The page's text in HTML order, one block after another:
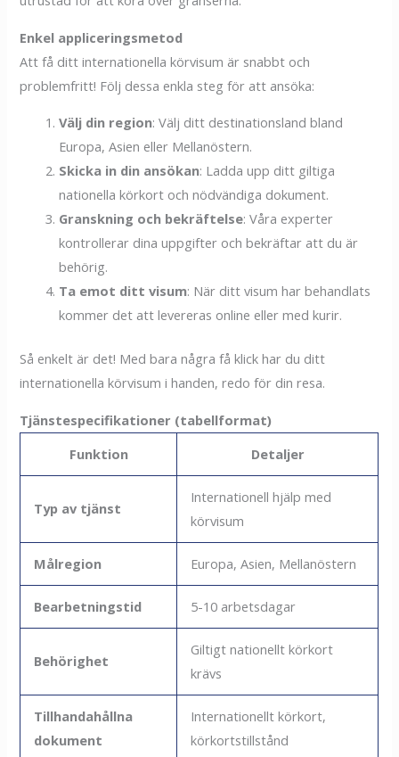
Enkel appliceringsmetod
Att få ditt internationella körvisum är snabbt och
problemfritt! Följ dessa enkla steg för att ansöka:
Välj din region: Välj ditt destinationsland bland
Europa, Asien eller Mellanöstern.
Skicka in din ansökan: Ladda upp ditt giltiga
nationella körkort och nödvändiga dokument.
Granskning och bekräftelse: Våra experter
kontrollerar dina uppgifter och bekräftar att du är
behörig.
Ta emot ditt visum: När ditt visum har behandlats
kommer det att levereras online eller med kurir.
Så enkelt är det! Med bara några få klick har du ditt
internationella körvisum i handen, redo för din resa.
Tjänstespecifikationer (tabellformat)
Funktion
Detaljer
Typ av tjänst
Internationell hjälp med
körvisum
Målregion Europa, Asien, Mellanöstern
Bearbetningstid 5-10 arbetsdagar
Behörighet
Giltigt nationellt körkort
krävs
Tillhandahållna
dokument
Internationellt körkort,
körkortstillstånd